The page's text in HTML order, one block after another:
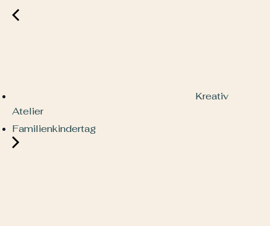
Kreativ
Atelier
Familienkindertag